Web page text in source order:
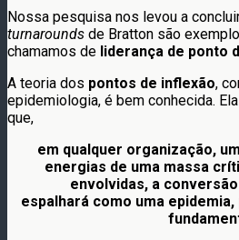
Nossa pesquisa nos levou a
turnarounds de Bratton são
chamamos de liderança de ponto
A teoria dos pontos de inflexão,
epidemiologia, é bem conhecida.
que,
em qualquer organização,
energias de uma massa
envolvidas, a
espalhará como uma